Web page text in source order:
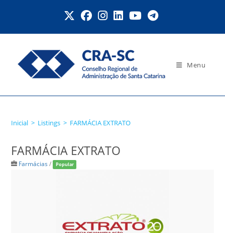
Menu
Inicial > Listings > FARMÁCIA EXTRATO
FARMÁCIA EXTRATO
Farmácias / Popular